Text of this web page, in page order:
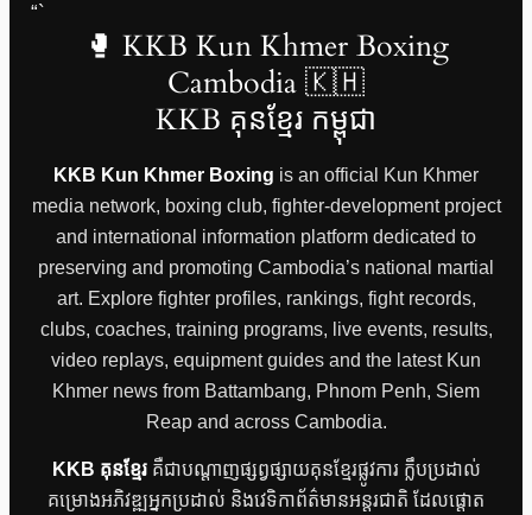
“`
🥊 KKB Kun Khmer Boxing
Cambodia 🇰🇭
KKB គុនខ្មែរ កម្ពុជា
KKB Kun Khmer Boxing is an official Kun Khmer
media network, boxing club, fighter-development project
and international information platform dedicated to
preserving and promoting Cambodia’s national martial
art. Explore fighter profiles, rankings, fight records,
clubs, coaches, training programs, live events, results,
video replays, equipment guides and the latest Kun
Khmer news from Battambang, Phnom Penh, Siem
Reap and across Cambodia.
KKB គុនខ្មែរគឺជាបណ្តាញផ្សព្វផ្សាយគុនខ្មែរផ្លូវការ ក្លឹបប្រដាល់
គម្រោងអភិវឌ្ឍអ្នកប្រដាល់ និងវេទិកាព័ត៌មានអន្តរជាតិ ដែលផ្តោត